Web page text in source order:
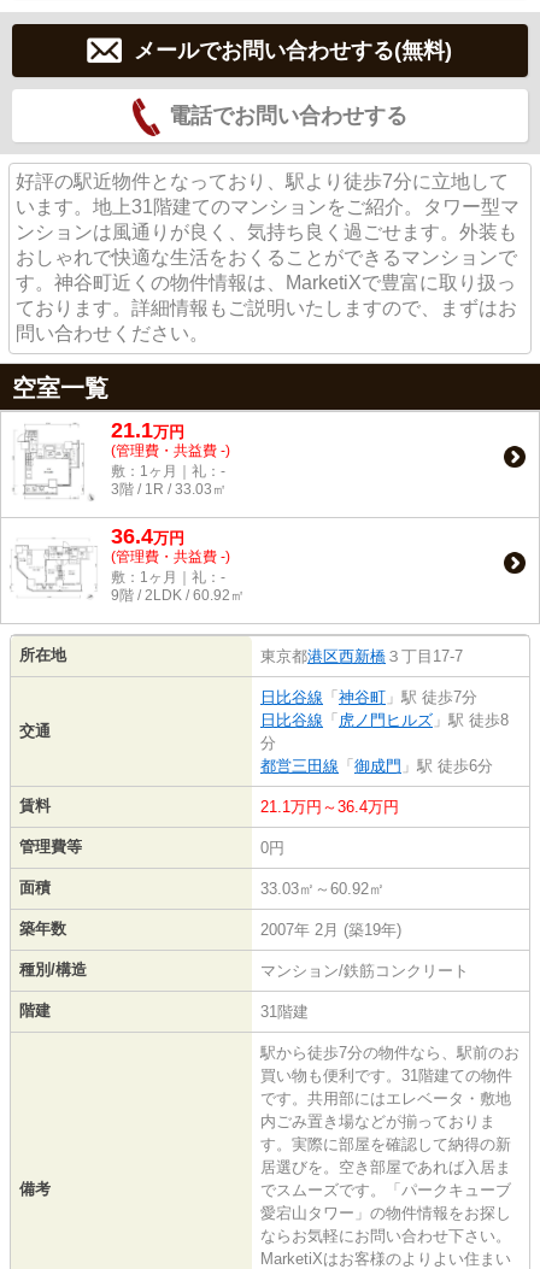
メールでお問い合わせする(無料)
電話でお問い合わせする
好評の駅近物件となっており、駅より徒歩7分に立地して
います。地上31階建てのマンションをご紹介。タワー型マ
ンションは風通りが良く、気持ち良く過ごせます。外装も
おしゃれで快適な生活をおくることができるマンションで
す。神谷町近くの物件情報は、MarketiXで豊富に取り扱っ
ております。詳細情報もご説明いたしますので、まずはお
問い合わせください。
空室一覧
21.1万円
(管理費・共益費 -)
敷：1ヶ月｜礼：-
3階 / 1R / 33.03㎡
36.4万円
(管理費・共益費 -)
敷：1ヶ月｜礼：-
9階 / 2LDK / 60.92㎡
所在地 東京都港区西新橋 ３丁目17-7
交通
日比谷線 「 神谷町 」駅 徒歩7分
日比谷線 「 虎ノ門ヒルズ 」駅 徒歩8
分
都営三田線 「 御成門 」駅 徒歩6分
賃料 21.1万円～36.4万円
管理費等 0円
面積 33.03㎡～60.92㎡
築年数 2007年 2月 (築19年)
種別/構造 マンション/鉄筋コンクリート
階建 31階建
備考
駅から徒歩7分の物件なら、駅前のお
買い物も便利です。31階建ての物件
です。共用部にはエレベータ・敷地
内ごみ置き場などが揃っておりま
す。実際に部屋を確認して納得の新
居選びを。空き部屋であれば入居ま
でスムーズです。「パークキューブ
愛宕山タワー」の物件情報をお探し
ならお気軽にお問い合わせ下さい。
MarketiXはお客様のよりよい住まい